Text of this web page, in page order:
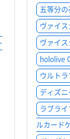
五等分
ヴァイ
ヴァイ
hololive
ウルト
ディズ
ラブラ
ルカード